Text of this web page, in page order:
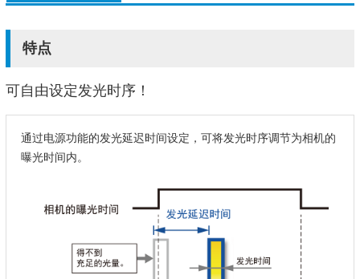
特点
可自由设定发光时序！
通过电源功能的发光延迟时间设定，可将发光时序调节为相机的
曝光时间内。